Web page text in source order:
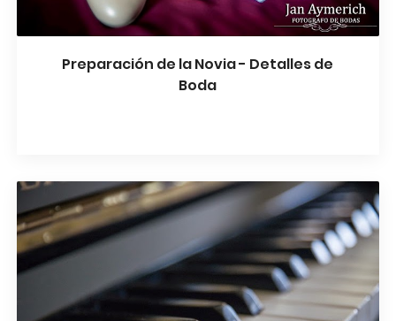
Preparación de la Novia - Detalles de
Boda